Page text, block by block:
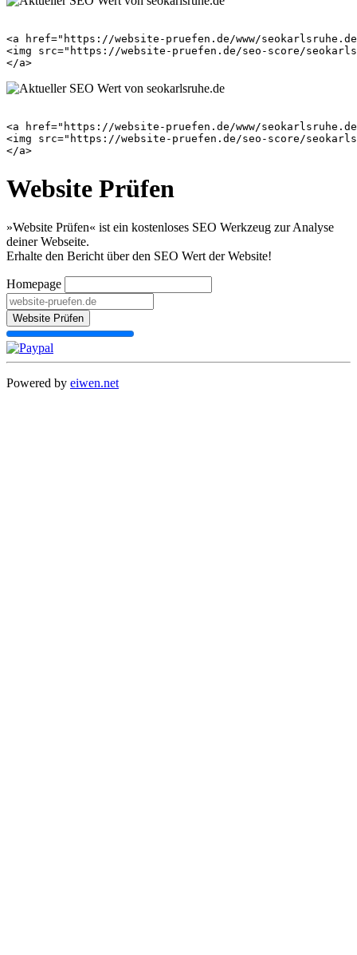
<a href="https://website-pruefen.de/www/
<img src="https://website-pruefen.de/seo-score/
<a href="https://website-pruefen.de/www/
<img src="https://website-pruefen.de/seo-score/
Website Prüfen
»Website Prüfen« ist ein kostenloses SEO Werkzeug zur Analyse
deiner Webseite.
Erhalte den Bericht über den SEO Wert der Website!
Homepage
Website Prüfen
Powered by eiwen.net